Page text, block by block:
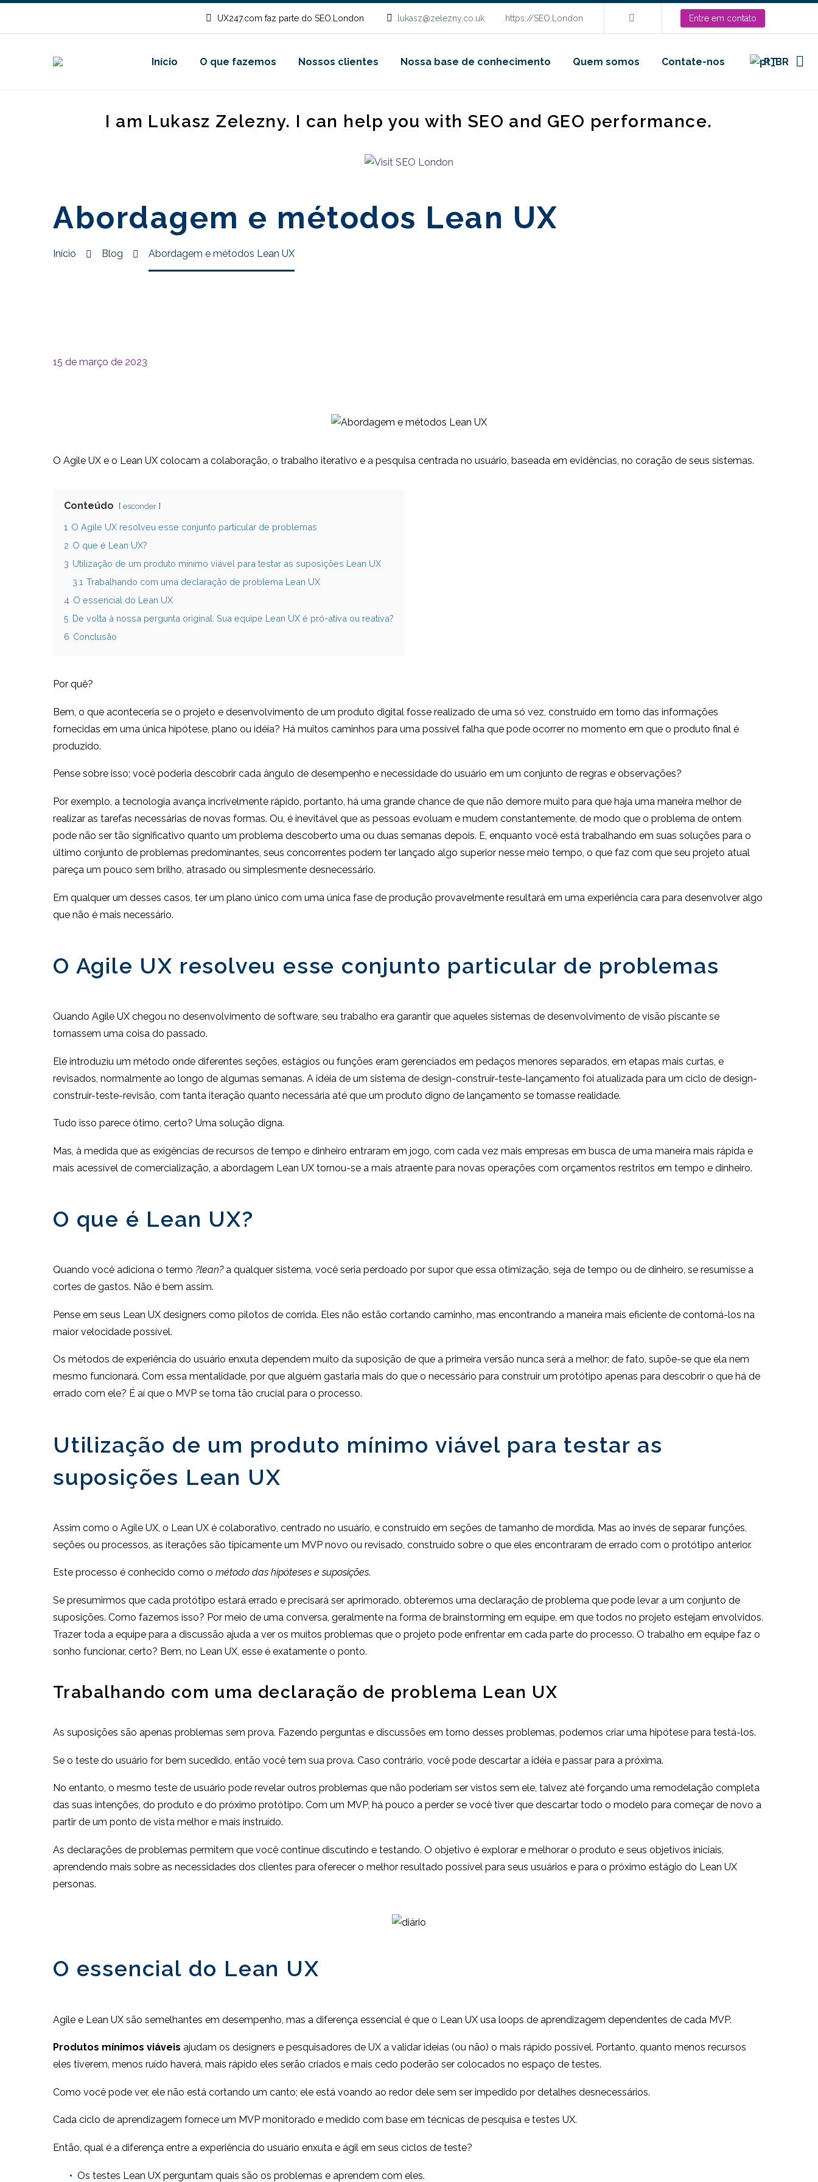
UX247.com faz parte do SEO.London lukasz@zelezny.co.uk https://SEO.London Entre em contato
Início O que fazemos Nossos clientes Nossa base de conhecimento Quem somos Contate-nos PT
I am Lukasz Zelezny. I can help you with SEO and GEO performance.
Abordagem e métodos Lean UX
Início Blog Abordagem e métodos Lean UX
15 de março de 2023
O Agile UX e o Lean UX colocam a colaboração, o trabalho iterativo e a pesquisa centrada no usuário, baseada em evidências, no coração de seus sistemas.
Conteúdo esconder
1 O Agile UX resolveu esse conjunto particular de problemas
2 O que é Lean UX?
3 Utilização de um produto mínimo viável para testar as suposições Lean UX
3.1 Trabalhando com uma declaração de problema Lean UX
4 O essencial do Lean UX
5 De volta à nossa pergunta original: Sua equipe Lean UX é pró-ativa ou reativa?
6 Conclusão
Por quê?
Bem, o que aconteceria se o projeto e desenvolvimento de um produto digital fosse realizado de uma só vez, construído em torno das informações
fornecidas em uma única hipótese, plano ou idéia? Há muitos caminhos para uma possível falha que pode ocorrer no momento em que o produto final é
produzido.
Pense sobre isso; você poderia descobrir cada ângulo de desempenho e necessidade do usuário em um conjunto de regras e observações?
Por exemplo, a tecnologia avança incrivelmente rápido, portanto, há uma grande chance de que não demore muito para que haja uma maneira melhor de
realizar as tarefas necessárias de novas formas. Ou, é inevitável que as pessoas evoluam e mudem constantemente, de modo que o problema de ontem
pode não ser tão significativo quanto um problema descoberto uma ou duas semanas depois. E, enquanto você está trabalhando em suas soluções para o
último conjunto de problemas predominantes, seus concorrentes podem ter lançado algo superior nesse meio tempo, o que faz com que seu projeto atual
pareça um pouco sem brilho, atrasado ou simplesmente desnecessário.
Em qualquer um desses casos, ter um plano único com uma única fase de produção provavelmente resultará em uma experiência cara para desenvolver algo
que não é mais necessário.
O Agile UX resolveu esse conjunto particular de problemas
Quando Agile UX chegou no desenvolvimento de software, seu trabalho era garantir que aqueles sistemas de desenvolvimento de visão piscante se
tornassem uma coisa do passado.
Ele introduziu um método onde diferentes seções, estágios ou funções eram gerenciados em pedaços menores separados, em etapas mais curtas, e
revisados, normalmente ao longo de algumas semanas. A idéia de um sistema de design-construir-teste-lançamento foi atualizada para um ciclo de design-
construir-teste-revisão, com tanta iteração quanto necessária até que um produto digno de lançamento se tornasse realidade.
Tudo isso parece ótimo, certo? Uma solução digna.
Mas, à medida que as exigências de recursos de tempo e dinheiro entraram em jogo, com cada vez mais empresas em busca de uma maneira mais rápida e
mais acessível de comercialização, a abordagem Lean UX tornou-se a mais atraente para novas operações com orçamentos restritos em tempo e dinheiro.
O que é Lean UX?
Quando você adiciona o termo ?lean?a qualquer sistema, você seria perdoado por supor que essa otimização, seja de tempo ou de dinheiro, se resumisse a
cortes de gastos. Não é bem assim.
Pense em seus Lean UX designers como pilotos de corrida. Eles não estão cortando caminho, mas encontrando a maneira mais eficiente de contorná-los na
maior velocidade possível.
Os métodos de experiência do usuário enxuta dependem muito da suposição de que a primeira versão nunca será a melhor; de fato, supõe-se que ela nem
mesmo funcionará. Com essa mentalidade, por que alguém gastaria mais do que o necessário para construir um protótipo apenas para descobrir o que há de
errado com ele? É aí que o MVP se torna tão crucial para o processo.
Utilização de um produto mínimo viável para testar as
suposições Lean UX
Assim como o Agile UX, o Lean UX é colaborativo, centrado no usuário, e construído em seções de tamanho de mordida. Mas ao invés de separar funções,
seções ou processos, as iterações são tipicamente um MVP novo ou revisado, construído sobre o que eles encontraram de errado com o protótipo anterior.
Este processo é conhecido como o método das hipóteses e suposições.
Se presumirmos que cada protótipo estará errado e precisará ser aprimorado, obteremos uma declaração de problema que pode levar a um conjunto de
suposições. Como fazemos isso? Por meio de uma conversa, geralmente na forma de brainstorming em equipe, em que todos no projeto estejam envolvidos.
Trazer toda a equipe para a discussão ajuda a ver os muitos problemas que o projeto pode enfrentar em cada parte do processo. O trabalho em equipe faz o
sonho funcionar, certo? Bem, no Lean UX, esse é exatamente o ponto.
Trabalhando com uma declaração de problema Lean UX
As suposições são apenas problemas sem prova. Fazendo perguntas e discussões em torno desses problemas, podemos criar uma hipótese para testá-los.
Se o teste do usuário for bem sucedido, então você tem sua prova. Caso contrário, você pode descartar a idéia e passar para a próxima.
No entanto, o mesmo teste de usuário pode revelar outros problemas que não poderiam ser vistos sem ele, talvez até forçando uma remodelação completa
das suas intenções, do produto e do próximo protótipo. Com um MVP, há pouco a perder se você tiver que descartar todo o modelo para começar de novo a
partir de um ponto de vista melhor e mais instruído.
As declarações de problemas permitem que você continue discutindo e testando. O objetivo é explorar e melhorar o produto e seus objetivos iniciais,
aprendendo mais sobre as necessidades dos clientes para oferecer o melhor resultado possível para seus usuários e para o próximo estágio do Lean UX
personas.
O essencial do Lean UX
Agile e Lean UX são semelhantes em desempenho, mas a diferença essencial é que o Lean UX usa loops de aprendizagem dependentes de cada MVP.
Produtos mínimos viáveis ajudam os designers e pesquisadores de UX a validar ideias (ou não) o mais rápido possível. Portanto, quanto menos recursos
eles tiverem, menos ruído haverá, mais rápido eles serão criados e mais cedo poderão ser colocados no espaço de testes.
Como você pode ver, ele não está cortando um canto; ele está voando ao redor dele sem ser impedido por detalhes desnecessários.
Cada ciclo de aprendizagem fornece um MVP monitorado e medido com base em técnicas de pesquisa e testes UX.
Então, qual é a diferença entre a experiência do usuário enxuta e ágil em seus ciclos de teste?
Os testes Lean UX perguntam quais são os problemas e aprendem com eles.